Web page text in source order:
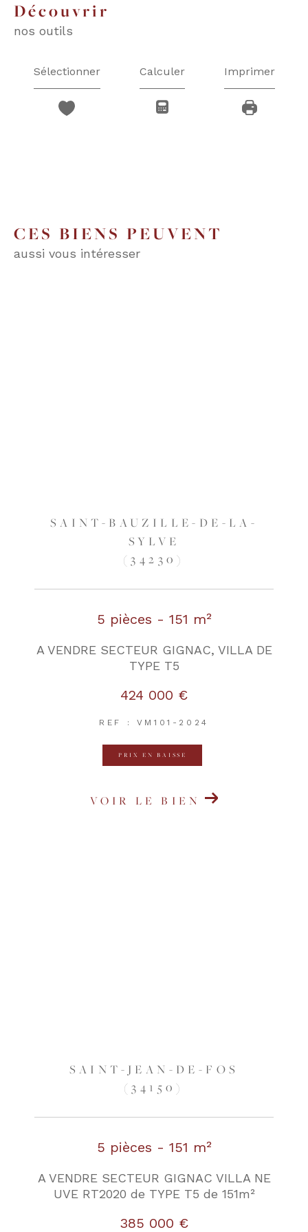
découvrir
nos outils
Sélectionner Calculer Imprimer
CES BIENS PEUVENT
aussi vous intéresser
SAINT-BAUZILLE-DE-LA-
SYLVE
(34230)
5 pièces - 151 m²
A VENDRE SECTEUR GIGNAC, VILLA DE
TYPE T5
424 000 €
REF : VM101-2024
PRIX EN BAISSE
VOIR LE BIEN
SAINT-JEAN-DE-FOS
(34150)
5 pièces - 151 m²
A VENDRE SECTEUR GIGNAC VILLA NE
UVE RT2020 de TYPE T5 de 151m²
385 000 €